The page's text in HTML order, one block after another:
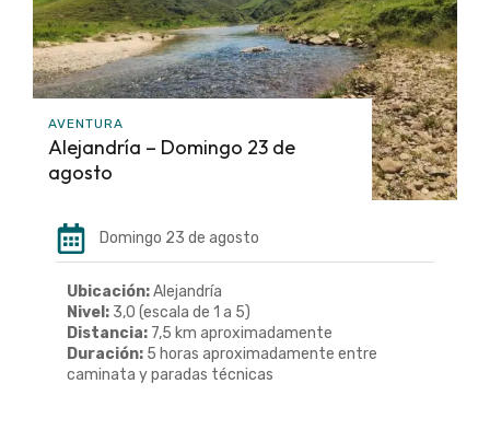
AVENTURA
Alejandría – Domingo 23 de
agosto
Domingo 23 de agosto
Ubicación:Alejandría
Nivel: 3,0 (escala de 1 a 5)
Distancia: 7,5 km aproximadamente
Duración: 5 horas aproximadamente entre
caminata y paradas técnicas